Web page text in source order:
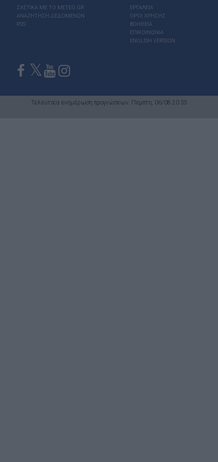
ΣΧΕΤΙΚΑ ΜΕ ΤΟ ΜΕΤΕΟ.GR
ΑΝΑΖΗΤΗΣΗ ΔΕΔΟΜΕΝΩΝ
RSS
ΕΡΓΑΛΕΙΑ
ΟΡΟΙ ΧΡΗΣΗΣ
ΒΟΗΘΕΙΑ
ΕΠΙΚΟΙΝΩΝΙΑ
ENGLISH VERSION
Τελευταία ενημέρωση προγνώσεων: Πέμπτη, 06/08 20:35